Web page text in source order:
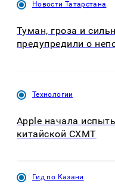
Новости Татарстана
Туман, гроза и
предупредили о
Технологии
Apple начала
китайской CXMT
Гид по Казани